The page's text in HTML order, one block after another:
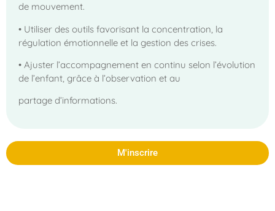
de mouvement.
• Utiliser des outils favorisant la concentration, la
régulation émotionnelle et la gestion des crises.
• Ajuster l’accompagnement en continu selon l’évolution
de l’enfant, grâce à l’observation et au
partage d’informations.
M'inscrire